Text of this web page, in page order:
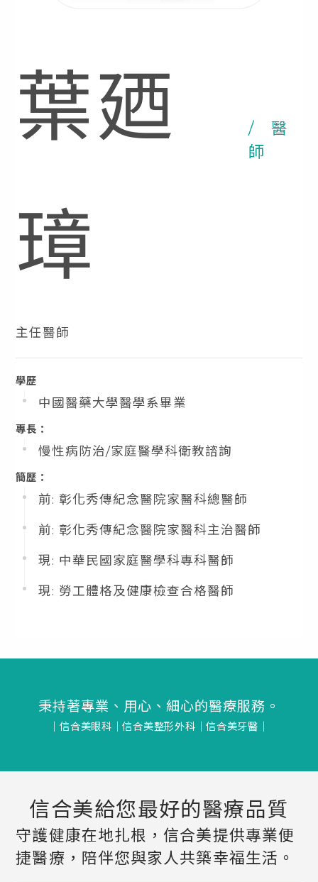
葉廼
璋
/ 醫
師
主任醫師
學歷
中國醫藥大學醫學系畢業
專長：
慢性病防治/家庭醫學科衛教諮詢
簡歷：
前: 彰化秀傳紀念醫院家醫科總醫師
前: 彰化秀傳紀念醫院家醫科主治醫師
現: 中華民國家庭醫學科專科醫師
現: 勞工體格及健康檢查合格醫師
秉持著專業、用心、細心的醫療服務。
│信合美眼科 │信合美整形外科 │信合美牙醫
信合美給您最好的醫療品質
守護健康在地扎根，信合美提供專業便
捷醫療，陪伴您與家人共築幸福生活。